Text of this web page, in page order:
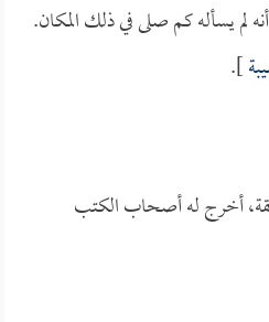
لم يسأله كم صلى في ذلك المكان.
].
أخرج له أصحاب الكتب